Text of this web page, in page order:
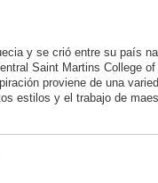
y se crió entre su país
Saint Martins College
proviene de una
estilos y el trabajo de